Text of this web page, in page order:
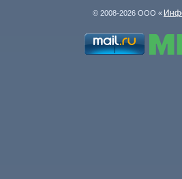
© 2008-2026 ООО «